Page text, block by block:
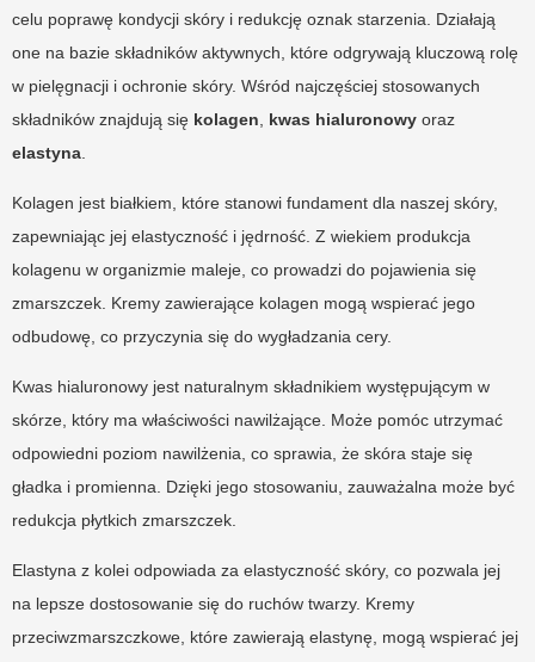
celu poprawę kondycji skóry i redukcję oznak starzenia. Działają
one na bazie składników aktywnych, które odgrywają kluczową rolę
w pielęgnacji i ochronie skóry. Wśród najczęściej stosowanych
składników znajdują się kolagen kwas hialuronowy oraz
elastyna
Kolagen jest białkiem, które stanowi fundament dla naszej skóry,
zapewniając jej elastyczność i jędrność. Z wiekiem produkcja
kolagenu w organizmie maleje, co prowadzi do pojawienia się
zmarszczek. Kremy zawierające kolagen mogą wspierać jego
odbudowę, co przyczynia się do wygładzania cery.
Kwas hialuronowy jest naturalnym składnikiem występującym w
skórze, który ma właściwości nawilżające. Może pomóc utrzymać
odpowiedni poziom nawilżenia, co sprawia, że skóra staje się
gładka i promienna. Dzięki jego stosowaniu, zauważalna może być
redukcja płytkich zmarszczek.
Elastyna z kolei odpowiada za elastyczność skóry, co pozwala jej
na lepsze dostosowanie się do ruchów twarzy. Kremy
przeciwzmarszczkowe, które zawierają elastynę, mogą wspierać jej